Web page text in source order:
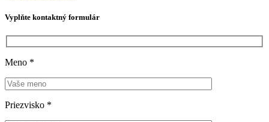
Vyplňte kontaktný formulár
Meno *
Priezvisko *